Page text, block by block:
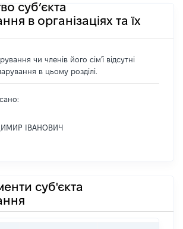
суб’єкта
в організаціях та їх
чи членів його сім'ї відсутні
в цьому розділі.
ІВАНОВИЧ
суб'єкта